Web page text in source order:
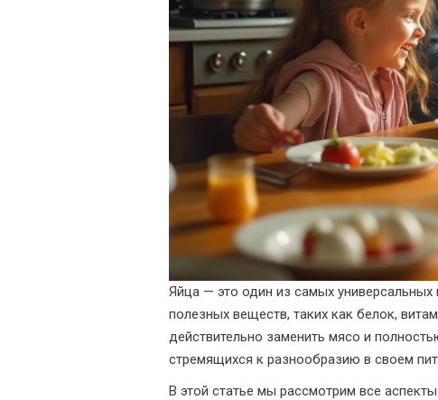
Яйца — это один из самых
полезных веществ, таких как белок,
действительно заменить мясо и
стремящихся к разнообразию в своем
В этой статье мы рассмотрим все